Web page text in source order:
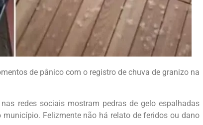
de pânico com o registro de chuva de granizo na
redes sociais mostram pedras de gelo espalhadas
Felizmente não há relato de feridos ou dano